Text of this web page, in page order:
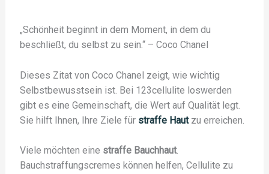
„Schönheit beginnt in dem Moment, in dem du
beschließt, du selbst zu sein.“ – Coco Chanel
Dieses Zitat von Coco Chanel zeigt, wie wichtig
Selbstbewusstsein ist. Bei 123cellulite loswerden
gibt es eine Gemeinschaft, die Wert auf Qualität legt.
Sie hilft Ihnen, Ihre Ziele für straffe Hautzu erreichen.
Viele möchten eine straffe Bauchhaut.
Bauchstraffungscremes können helfen, Cellulite zu